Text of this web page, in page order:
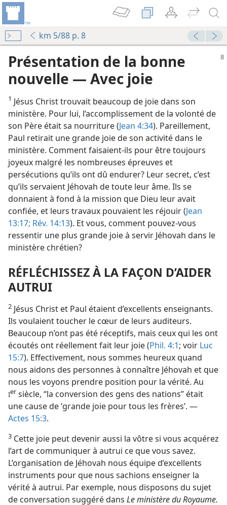
km 5/88 p. 8
Présentation de la bonne
nouvelle — Avec joie
1 Jésus Christ trouvait beaucoup de joie dans son
ministère. Pour lui, l’accomplissement de la volonté de
son Père était sa nourriture (Jean 4:34). Pareillement,
Paul retirait une grande joie de son activité dans le
ministère. Comment faisaient-​ils pour être toujours
joyeux malgré les nombreuses épreuves et
persécutions qu’ils ont dû endurer? Leur secret, c’est
qu’ils servaient Jéhovah de toute leur âme. Ils se
donnaient à fond à la mission que Dieu leur avait
confiée, et leurs travaux pouvaient les réjouir (Jean
13:17; Rév. 14:13). Et vous, comment pouvez-​vous
ressentir une plus grande joie à servir Jéhovah dans le
ministère chrétien?
RÉFLÉCHISSEZ À LA FAÇON D’AIDER
AUTRUI
2 Jésus Christ et Paul étaient d’excellents enseignants.
Ils voulaient toucher le cœur de leurs auditeurs.
Beaucoup n’ont pas été réceptifs, mais ceux qui les ont
écoutés ont réellement fait leur joie (Phil. 4:1; voir Luc
15:7). Effectivement, nous sommes heureux quand
nous aidons des personnes à connaître Jéhovah et que
nous les voyons prendre position pour la vérité. Au
Ier siècle, “la conversion des gens des nations” était
une cause de ‘grande joie pour tous les frères’. —
Actes 15:3.
3 Cette joie peut devenir aussi la vôtre si vous acquérez
l’art de communiquer à autrui ce que vous savez.
L’organisation de Jéhovah nous équipe d’excellents
instruments pour que nous sachions enseigner la
vérité à autrui. Par exemple, nous disposons du sujet
de conversation suggéré dans Le ministère du Royaume.